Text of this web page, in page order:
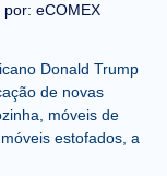
por: eCOMEX
Donald Trump
de novas
móveis de
estofados, a